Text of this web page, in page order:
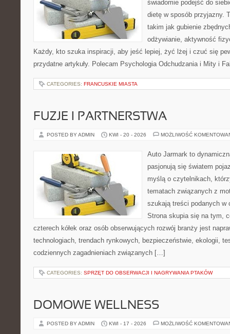
świadomie podejść do
dietę w sposób przyjazny.
takim jak gubienie
odżywianie, aktywność
Każdy, kto szuka inspiracji, aby jeść lepiej, żyć lżej i czuć się
przydatne artykuły. Polecam Psychologia Odchudzania i Mity i
CATEGORIES: FRANCUSKIE MIASTA
FUZJE I PARTNERSTWA
POSTED BY ADMIN KWI - 20 - 2026 MOŻLIWOŚĆ
Auto Jarmark to
pasjonują się światem
myślą o czytelnikach,
tematach związanych z
szukają treści podanych
Strona skupia się na tym,
czterech kółek oraz osób obserwujących rozwój branży jest
technologiach, trendach rynkowych, bezpieczeństwie, ekologii,
codziennych zagadnieniach związanych […]
CATEGORIES: SPRZĘT DO OBSERWACJI I NAGRYWANIA PTAKÓW
DOMOWE WELLNESS
POSTED BY ADMIN KWI - 17 - 2026 MOŻLIWOŚĆ